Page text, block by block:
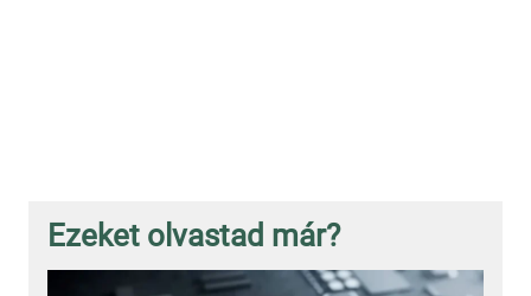
Ezeket olvastad már?